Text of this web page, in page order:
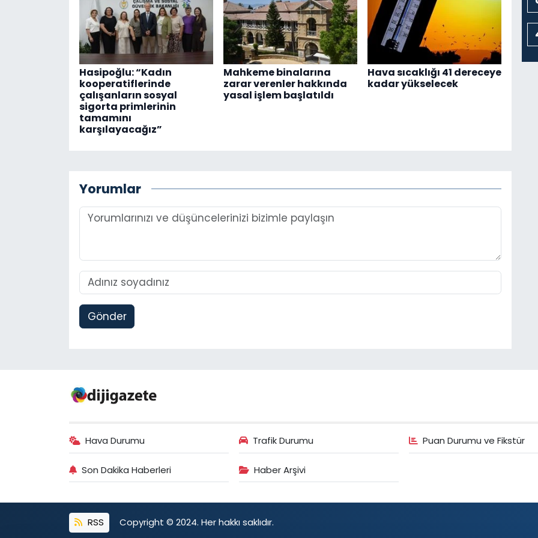
Hasipoğlu: “Kadın
kooperatiflerinde
çalışanların sosyal
sigorta primlerinin
tamamını
karşılayacağız”
Mahkeme binalarına
zarar verenler hakkında
yasal işlem başlatıldı
Hava sıcaklığı 41 dereceye
kadar yükselecek
Yorumlar
Gönder
Hava Durumu Trafik Durumu Puan Durumu ve Fikstür
Son Dakika Haberleri Haber Arşivi
RSS Copyright © 2024. Her hakkı saklıdır.